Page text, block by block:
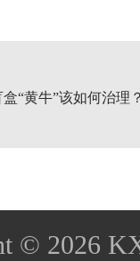
“黄牛”该如何治理
© 2026